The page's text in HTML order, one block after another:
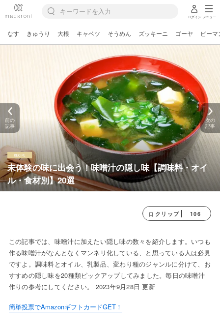
ログイン メニュー
なす きゅうり 大根 キャベツ そうめん ズッキーニ ゴーヤ ピーマ
未体験の味に出会う！味噌汁の隠し味【調味料・オイ
ル・食材別】20選
前の
記事
次の
記事
クリップ 106
この記事では、味噌汁に加えたい隠し味の数々を紹介します。いつも
作る味噌汁がなんとなくマンネリ化している、と思っている人は必見
ですよ。調味料とオイル、乳製品、変わり種のジャンルに分けて、お
すすめの隠し味を20種類ピックアップしてみました。毎日の味噌汁
作りの参考にしてください。 2023年9月28日 更新
簡単投票でAmazonギフトカードGET！